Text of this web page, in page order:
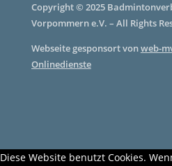
Copyright © 2025
Vorpommern e.V. – All Rights
Webseite gesponsort vonweb-
Onlinedienste
Diese Website benutzt Cookies.